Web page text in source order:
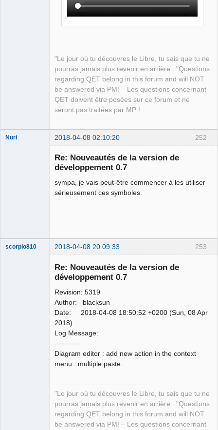
"Le jour où tu découvres le Libre, tu sais que tu ne
pourras jamais plus revenir en arrière..."Questions
regarding QET belong in this forum and will NOT
be answered via PM! – Les questions concernant
QET doivent être posées sur ce forum et ne
seront pas traitées par MP !
252
Nuri 2018-04-08 02:10:20
Re: Nouveautés de la version de
développement 0.7
sympa, je vais peut-être commencer à les utiliser
sérieusement ces symboles.
253
scorpio810 2018-04-08 20:09:33
Re: Nouveautés de la version de
développement 0.7
Revision: 5319
Author: blacksun
Date: 2018-04-08 18:50:52 +0200 (Sun, 08 Apr
2018)
Log Message:
-----------
Diagram editor : add new action in the context
menu : multiple paste.
"Le jour où tu découvres le Libre, tu sais que tu ne
pourras jamais plus revenir en arrière..."Questions
regarding QET belong in this forum and will NOT
be answered via PM! – Les questions concernant